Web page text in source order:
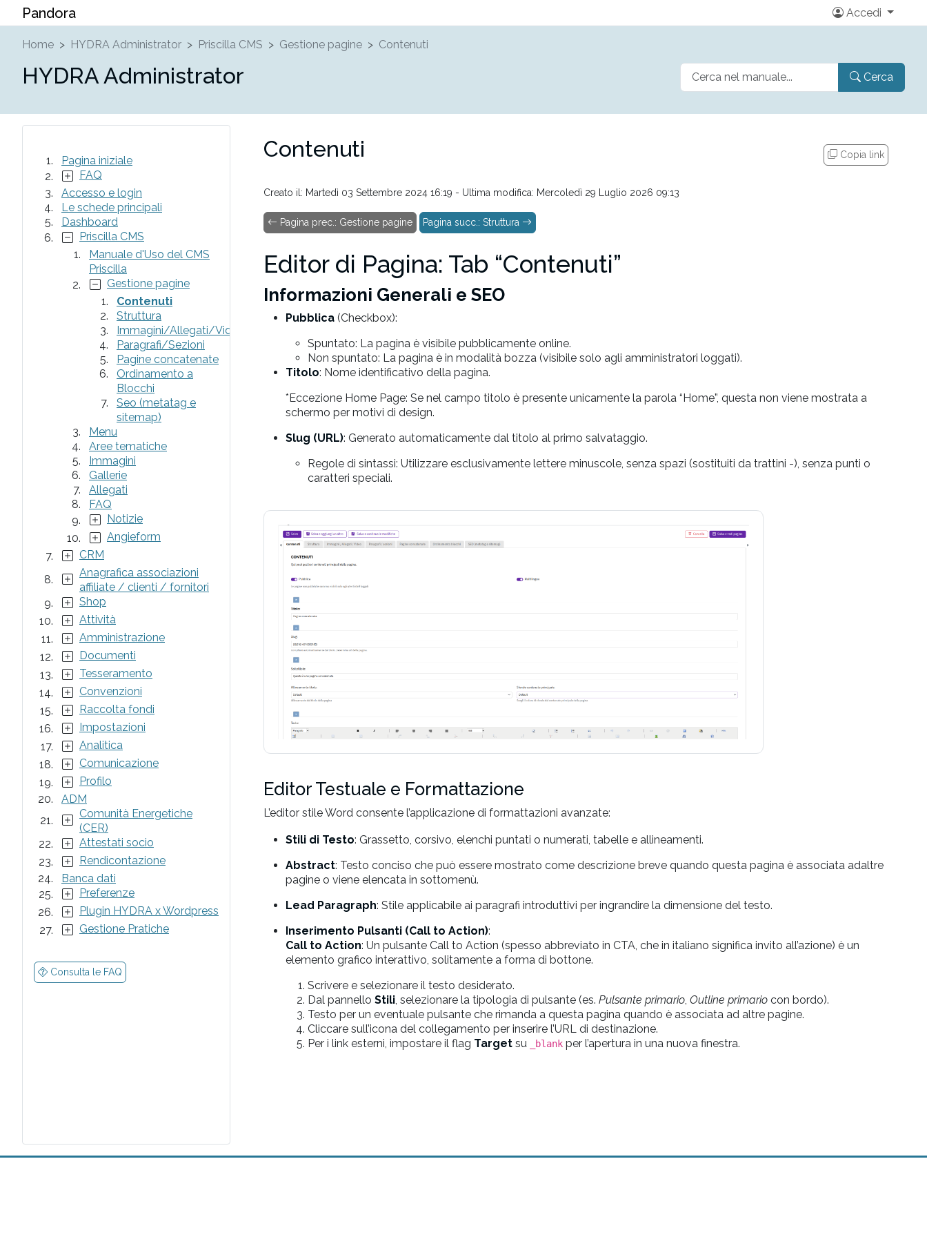
Pandora Accedi
Home HYDRA Administrator Priscilla CMS Gestione pagine Contenuti
HYDRA Administrator Cerca
Pagina iniziale
FAQ
Accesso e login
Le schede principali
Dashboard
Priscilla CMS
Manuale d'Uso del CMS
Priscilla
Gestione pagine
Contenuti
Struttura
Immagini/Allegati/Video
Paragrafi/Sezioni
Pagine concatenate
Ordinamento a
Blocchi
Seo (metatag e
sitemap)
Menu
Aree tematiche
Immagini
Gallerie
Allegati
FAQ
Notizie
Angieform
CRM
Anagrafica associazioni
affiliate / clienti / fornitori
Shop
Attività
Amministrazione
Documenti
Tesseramento
Convenzioni
Raccolta fondi
Impostazioni
Analitica
Comunicazione
Profilo
ADM
Comunità Energetiche
(CER)
Attestati socio
Rendicontazione
Banca dati
Preferenze
Plugin HYDRA x Wordpress
Gestione Pratiche
Consulta le FAQ
Contenuti Copia link
Creato il: Martedì 03 Settembre 2024 16:19 - Ultima modifica: Mercoledì 29 Luglio 2026 09:13
Pagina prec.: Gestione pagine Pagina succ.: Struttura
Editor di Pagina: Tab “Contenuti”
Informazioni Generali e SEO
Pubblica (Checkbox):
Spuntato: La pagina è visibile pubblicamente online.
Non spuntato: La pagina è in modalità bozza (visibile solo agli amministratori loggati).
Titolo: Nome identificativo della pagina.
*Eccezione Home Page: Se nel campo titolo è presente unicamente la parola “Home”, questa non viene mostrata a
schermo per motivi di design.
Slug (URL): Generato automaticamente dal titolo al primo salvataggio.
Regole di sintassi: Utilizzare esclusivamente lettere minuscole, senza spazi (sostituiti da trattini -), senza punti o
caratteri speciali.
Editor Testuale e Formattazione
L’editor stile Word consente l’applicazione di formattazioni avanzate:
Stili di Testo: Grassetto, corsivo, elenchi puntati o numerati, tabelle e allineamenti.
Abstract: Testo conciso che può essere mostrato come descrizione breve quando questa pagina è associata adaltre
pagine o viene elencata in sottomenù.
Lead Paragraph: Stile applicabile ai paragrafi introduttivi per ingrandire la dimensione del testo.
Inserimento Pulsanti (Call to Action):
Call to Action: Un pulsante Call to Action (spesso abbreviato in CTA, che in italiano significa invito all’azione) è un
elemento grafico interattivo, solitamente a forma di bottone.
Scrivere e selezionare il testo desiderato.
Dal pannello Stili , selezionare la tipologia di pulsante (es. Pulsante primario Outline primario con bordo).
Testo per un eventuale pulsante che rimanda a questa pagina quando è associata ad altre pagine.
Cliccare sull’icona del collegamento per inserire l’URL di destinazione.
Per i link esterni, impostare il flag Target su _blank per l’apertura in una nuova finestra.